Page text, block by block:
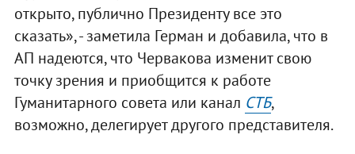
открыто, публично Президенту все это
сказать», - заметила Герман и добавила, что в
АП надеются, что Червакова изменит свою
точку зрения и приобщится к работе
Гуманитарного совета или канал СТБ,
возможно, делегирует другого представителя.